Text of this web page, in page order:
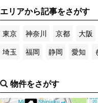
エリアから記事をさがす
東京 神奈川 京都 大阪
埼玉
福岡 静岡 愛知
物件をさがす